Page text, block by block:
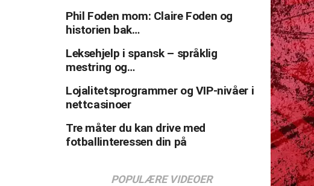
Phil Foden mom: Claire Foden og
historien bak…
Leksehjelp i spansk – språklig
mestring og…
Lojalitetsprogrammer og VIP-nivåer i
nettcasinoer
Tre måter du kan drive med
fotballinteressen din på
POPULÆRE VIDEOER